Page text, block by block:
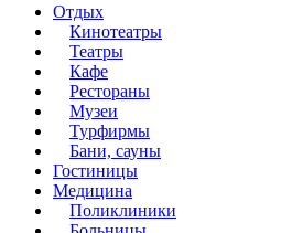
Отдых
Кинотеатры
Театры
Кафе
Рестораны
Музеи
Турфирмы
Бани, сауны
Гостиницы
Медицина
Поликлиники